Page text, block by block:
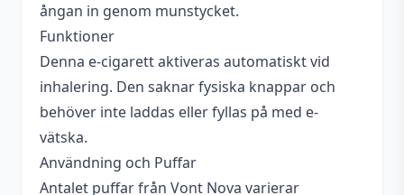
ångan in genom munstycket.
Funktioner
Denna e-cigarett aktiveras automatiskt vid
inhalering. Den saknar fysiska knappar och
behöver inte laddas eller fyllas på med e-
vätska.
Användning och Puffar
Antalet puffar från Vont Nova varierar
Typ
Engångs vape
Vätskekapacitet 2 ml